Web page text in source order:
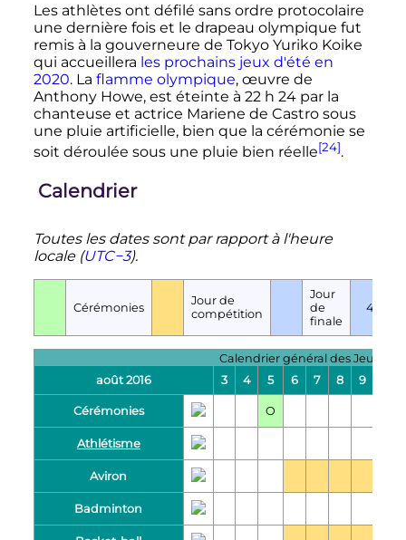
Les athlètes ont défilé sans ordre protocolaire
une dernière fois et le drapeau olympique fut
remis à la gouverneure de Tokyo Yuriko Koike
qui accueillera les prochains jeux d'été en
2020. La flamme olympique, œuvre de
Anthony Howe, est éteinte à 22 h 24par la
chanteuse et actrice Mariene de Castro sous
une pluie artificielle, bien que la cérémonie se
soit déroulée sous une pluie bien réelle[24].
Calendrier
Toutes les dates sont par rapport à l'heure
locale (UTC−3).
Cérémonies
Jour de
compétition
Jour
de
finale
4
Calendrier général des Jeux
août 2016
3 4 5 6 7 8 9
Cérémonies O
Athlétisme
Aviron
Badminton